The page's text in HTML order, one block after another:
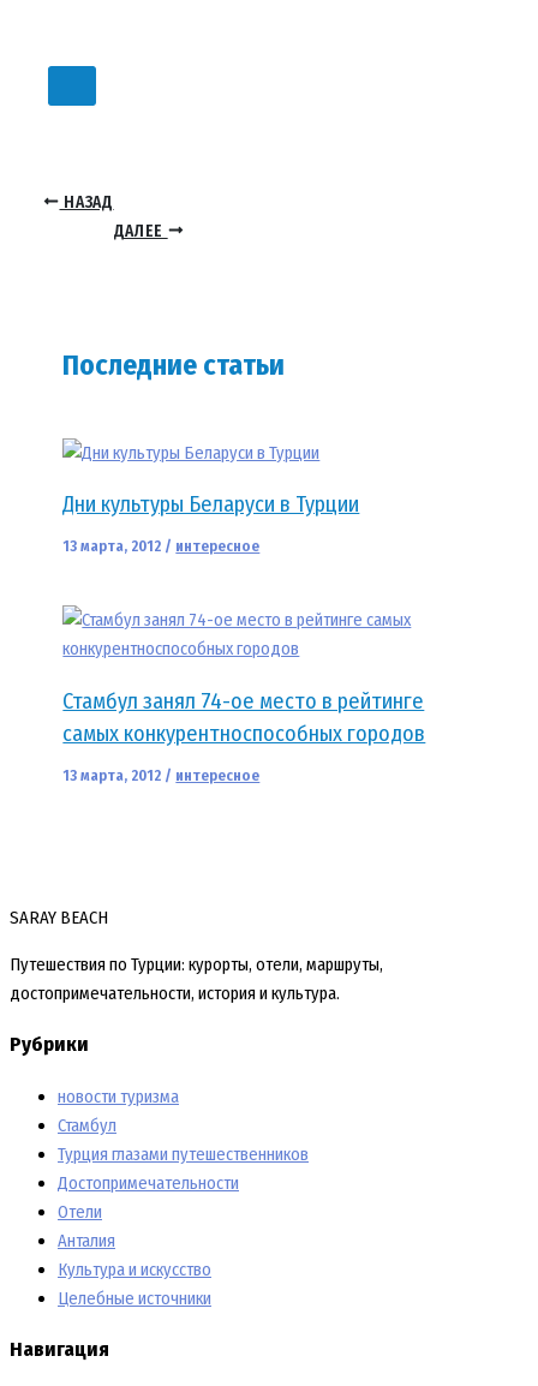
НАЗАД
ДАЛЕЕ
Последние статьи
Дни культуры Беларуси в Турции
13 марта, 2012 / интересное
Стамбул занял 74-ое место в рейтинге
самых конкурентноспособных городов
13 марта, 2012 / интересное
SARAY BEACH
Путешествия по Турции: курорты, отели, маршруты,
достопримечательности, история и культура.
Рубрики
новости туризма
Стамбул
Турция глазами путешественников
Достопримечательности
Отели
Анталия
Культура и искусство
Целебные источники
Навигация